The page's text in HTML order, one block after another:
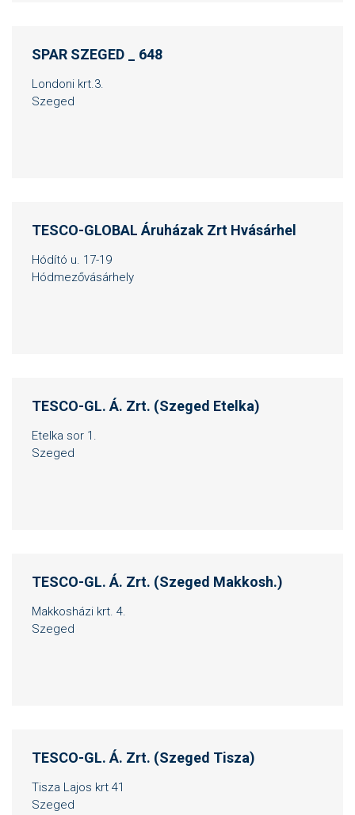
SPAR SZEGED _ 648
Londoni krt.3.
Szeged
TESCO-GLOBAL Áruházak Zrt Hvásárhel
Hódító u. 17-19
Hódmezővásárhely
TESCO-GL. Á. Zrt. (Szeged Etelka)
Etelka sor 1.
Szeged
TESCO-GL. Á. Zrt. (Szeged Makkosh.)
Makkosházi krt. 4.
Szeged
TESCO-GL. Á. Zrt. (Szeged Tisza)
Tisza Lajos krt 41
Szeged